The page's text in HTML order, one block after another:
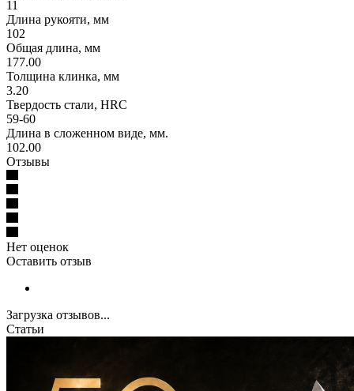
11
Длина рукояти, мм
102
Общая длина, мм
177.00
Толщина клинка, мм
3.20
Твердость стали, HRC
59-60
Длина в сложенном виде, мм.
102.00
Отзывы
Нет оценок
Оставить отзыв
Загрузка отзывов...
Статьи